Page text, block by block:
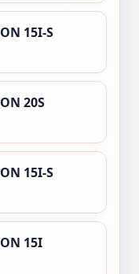
15I-S
20S
15I-S
15I